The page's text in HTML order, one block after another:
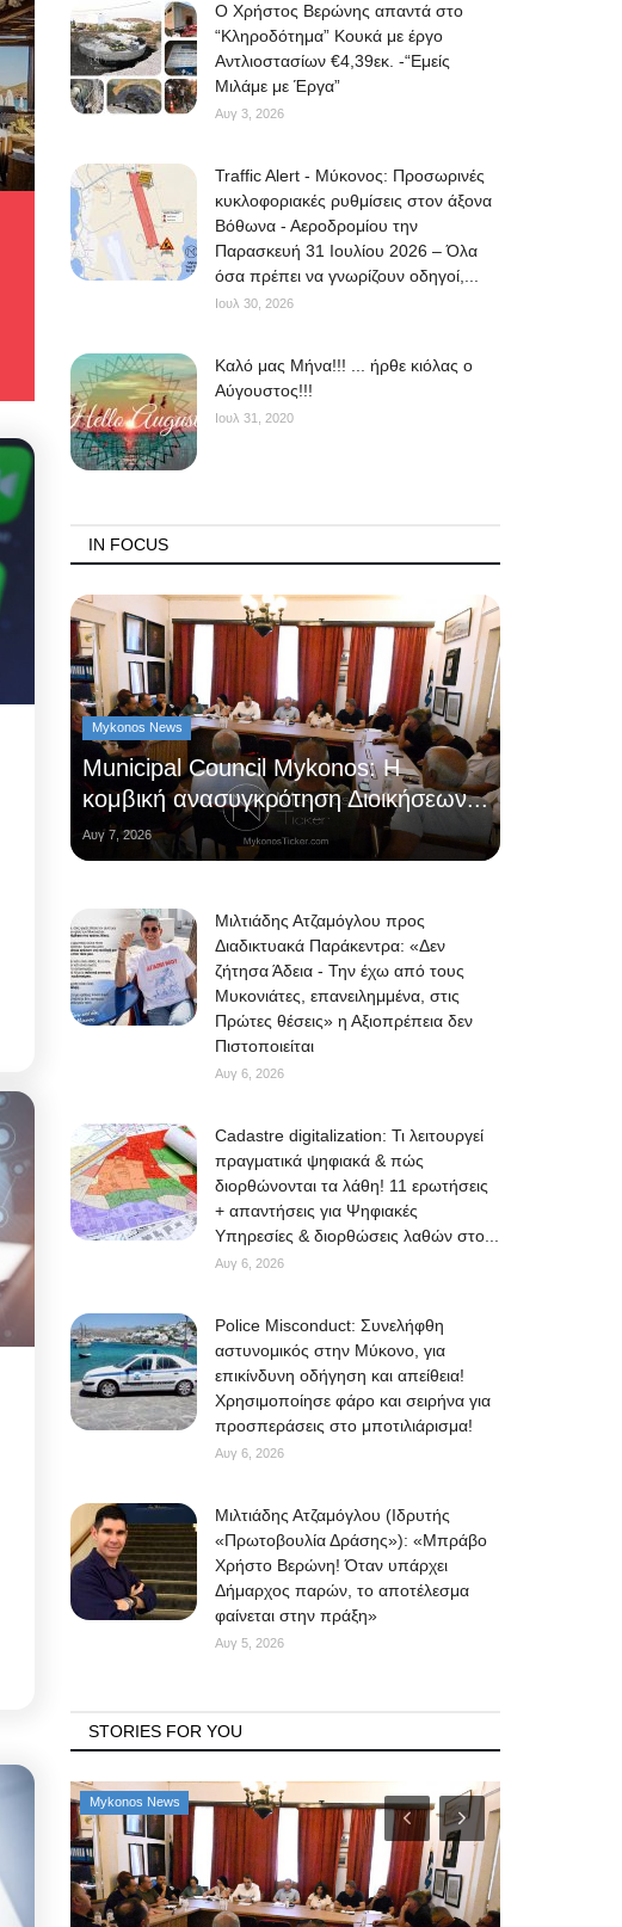
O Χρήστος Βερώνης απαντά στο
“Κληροδότημα” Κουκά με έργο
Αντλιοστασίων €4,39εκ. -“Εμείς
Μιλάμε με Έργα”
Αυγ 3, 2026
Traffic Alert - Μύκονος: Προσωρινές
κυκλοφοριακές ρυθμίσεις στον άξονα
Βόθωνα - Αεροδρομίου την
Παρασκευή 31 Ιουλίου 2026 – Όλα
όσα πρέπει να γνωρίζουν οδηγοί,...
Ιουλ 30, 2026
Kαλό μας Μήνα!!! ... ήρθε κιόλας ο
Αύγουστος!!!
Ιουλ 31, 2020
IN FOCUS
Mykonos News
Municipal Council Mykonos: Η
κομβική ανασυγκρότηση Διοικήσεων...
Αυγ 7, 2026
Μιλτιάδης Ατζαμόγλου προς
Διαδικτυακά Παράκεντρα: «Δεν
ζήτησα Άδεια - Την έχω από τους
Μυκονιάτες, επανειλημμένα, στις
Πρώτες θέσεις» η Αξιοπρέπεια δεν
Πιστοποιείται
Αυγ 6, 2026
Cadastre digitalization: Τι λειτουργεί
πραγματικά ψηφιακά & πώς
διορθώνονται τα λάθη! 11 ερωτήσεις
+ απαντήσεις για Ψηφιακές
Υπηρεσίες & διορθώσεις λαθών στο...
Αυγ 6, 2026
Police Misconduct: Συνελήφθη
αστυνομικός στην Μύκονο, για
επικίνδυνη οδήγηση και απείθεια!
Χρησιμοποίησε φάρο και σειρήνα για
προσπεράσεις στο μποτιλιάρισμα!
Αυγ 6, 2026
Μιλτιάδης Ατζαμόγλου (Ιδρυτής
«Πρωτοβουλία Δράσης»): «Μπράβο
Χρήστο Βερώνη! Όταν υπάρχει
Δήμαρχος παρών, το αποτέλεσμα
φαίνεται στην πράξη»
Αυγ 5, 2026
STORIES FOR YOU
Mykonos News